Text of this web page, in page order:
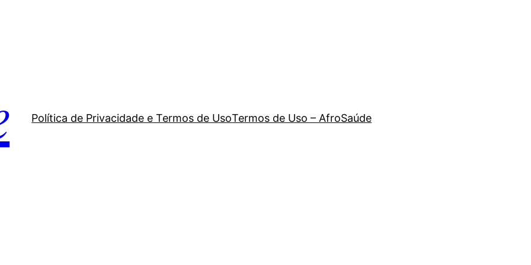
Política de Privacidade e Termos de UsoTermos de Uso – AfroSaúde